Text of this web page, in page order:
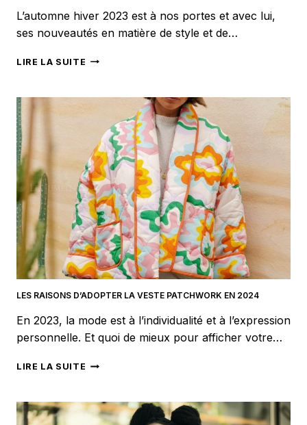
L’automne hiver 2023 est à nos portes et avec lui,
ses nouveautés en matière de style et de…
LIRE LA SUITE QUELS
TENDANCES
AUTOMNE
HIVER
2023
?
LES RAISONS D’ADOPTER LA VESTE PATCHWORK EN 2024
En 2023, la mode est à l’individualité et à l’expression
personnelle. Et quoi de mieux pour afficher votre…
LIRE LA SUITE LES
LA
VESTE